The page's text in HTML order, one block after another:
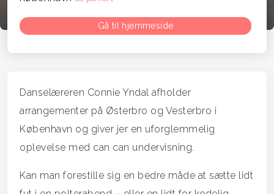
Gå til hjemmeside
Danselæreren Connie Yndal afholder
arrangementer på Østerbro og Vesterbro i
København og giver jer en uforglemmelig
oplevelse med can can undervisning.
Kan man forestille sig en bedre måde at sætte lidt